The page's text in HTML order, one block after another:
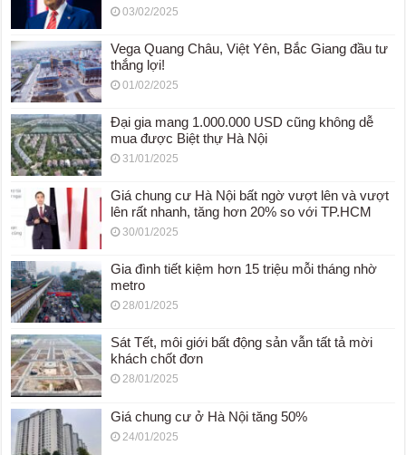
03/02/2025
Vega Quang Châu, Việt Yên, Bắc Giang đầu tư
thắng lợi!
01/02/2025
Đại gia mang 1.000.000 USD cũng không dễ
mua được Biệt thự Hà Nội
31/01/2025
Giá chung cư Hà Nội bất ngờ vượt lên và vượt
lên rất nhanh, tăng hơn 20% so với TP.HCM
30/01/2025
Gia đình tiết kiệm hơn 15 triệu mỗi tháng nhờ
metro
28/01/2025
Sát Tết, môi giới bất động sản vẫn tất tả mời
khách chốt đơn
28/01/2025
Giá chung cư ở Hà Nội tăng 50%
24/01/2025